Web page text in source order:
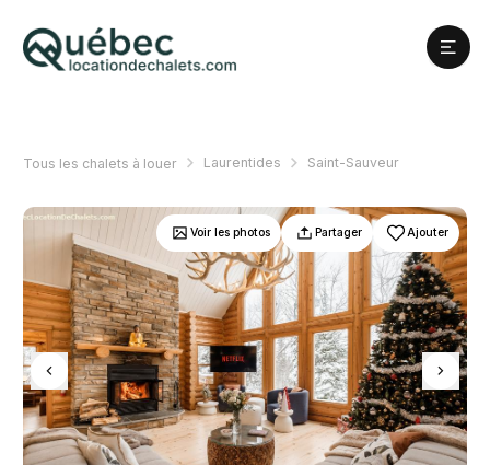
Tous les chalets à louer Laurentides Saint-Sauveur
Voir les photos Partager Ajouter